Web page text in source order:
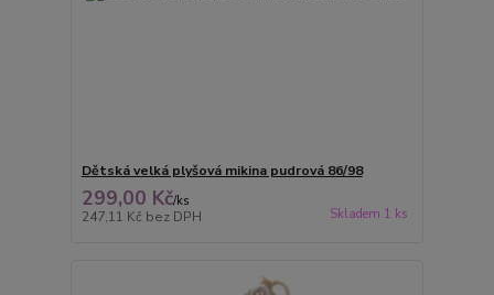
Dětská velká plyšová mikina pudrová 86/98
299,00 Kč/ks
247,11 Kč bez DPH Skladem 1 ks